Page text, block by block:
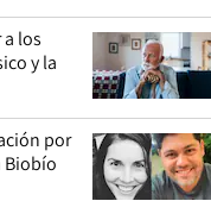
los
y la
por
Biobío